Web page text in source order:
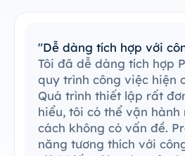
"Dễ dàng tích hợp với
Tôi đã dễ dàng tích hợp
quy trình công việc hiện
Quá trình thiết lập rất
hiểu, tôi có thể vận hành
cách không có vấn đề.
năng tương thích với